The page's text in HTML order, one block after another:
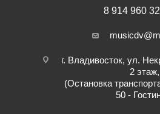
8 914 960
г. Владивосток, ул.
2 этаж,
(Остановка
50 -